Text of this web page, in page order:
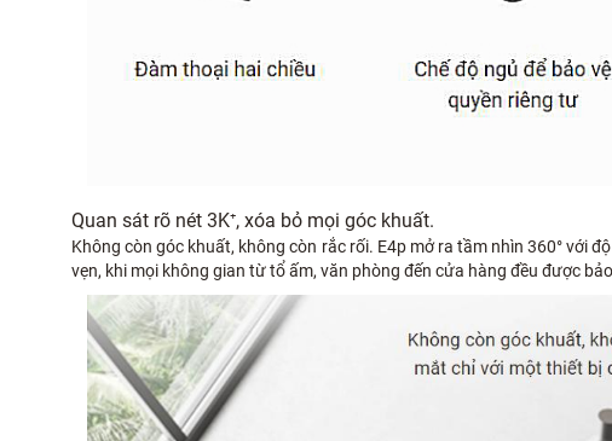
Quan sát rõ nét 3K⁺, xóa bỏ mọi góc khuất.
Không còn góc khuất, không còn rắc rối. E4p mở ra tầm nhìn 360° với
vẹn, khi mọi không gian từ tổ ấm, văn phòng đến cửa hàng đều được